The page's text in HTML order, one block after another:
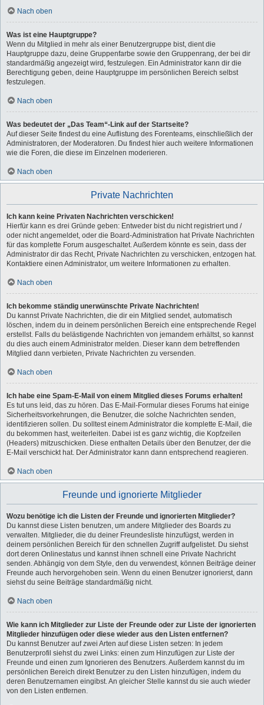
Nach oben
Was ist eine Hauptgruppe?
Wenn du Mitglied in mehr als einer Benutzergruppe bist, dient die
Hauptgruppe dazu, deine Gruppenfarbe sowie den Gruppenrang, der bei dir
standardmäßig angezeigt wird, festzulegen. Ein Administrator kann dir die
Berechtigung geben, deine Hauptgruppe im persönlichen Bereich selbst
festzulegen.
Nach oben
Was bedeutet der „Das Team“-Link auf der Startseite?
Auf dieser Seite findest du eine Auflistung des Forenteams, einschließlich der
Administratoren, der Moderatoren. Du findest hier auch weitere Informationen
wie die Foren, die diese im Einzelnen moderieren.
Nach oben
Private Nachrichten
Ich kann keine Privaten Nachrichten verschicken!
Hierfür kann es drei Gründe geben: Entweder bist du nicht registriert und /
oder nicht angemeldet, oder die Board-Administration hat Private Nachrichten
für das komplette Forum ausgeschaltet. Außerdem könnte es sein, dass der
Administrator dir das Recht, Private Nachrichten zu verschicken, entzogen hat.
Kontaktiere einen Administrator, um weitere Informationen zu erhalten.
Nach oben
Ich bekomme ständig unerwünschte Private Nachrichten!
Du kannst Private Nachrichten, die dir ein Mitglied sendet, automatisch
löschen, indem du in deinem persönlichen Bereich eine entsprechende Regel
erstellst. Falls du belästigende Nachrichten von jemandem erhältst, so kannst
du dies auch einem Administrator melden. Dieser kann dem betreffenden
Mitglied dann verbieten, Private Nachrichten zu versenden.
Nach oben
Ich habe eine Spam-E-Mail von einem Mitglied dieses Forums erhalten!
Es tut uns leid, das zu hören. Das E-Mail-Formular dieses Forums hat einige
Sicherheitsvorkehrungen, die Benutzer, die solche Nachrichten senden,
identifizieren sollen. Du solltest einem Administrator die komplette E-Mail, die
du bekommen hast, weiterleiten. Dabei ist es ganz wichtig, die Kopfzeilen
(Headers) mitzuschicken. Diese enthalten Details über den Benutzer, der die
E-Mail verschickt hat. Der Administrator kann dann entsprechend reagieren.
Nach oben
Freunde und ignorierte Mitglieder
Wozu benötige ich die Listen der Freunde und ignorierten Mitglieder?
Du kannst diese Listen benutzen, um andere Mitglieder des Boards zu
verwalten. Mitglieder, die du deiner Freundesliste hinzufügst, werden in
deinem persönlichen Bereich für den schnellen Zugriff aufgelistet. Du siehst
dort deren Onlinestatus und kannst ihnen schnell eine Private Nachricht
senden. Abhängig von dem Style, den du verwendest, können Beiträge deiner
Freunde auch hervorgehoben sein. Wenn du einen Benutzer ignorierst, dann
siehst du seine Beiträge standardmäßig nicht.
Nach oben
Wie kann ich Mitglieder zur Liste der Freunde oder zur Liste der ignorierten
Mitglieder hinzufügen oder diese wieder aus den Listen entfernen?
Du kannst Benutzer auf zwei Arten auf diese Listen setzen: In jedem
Benutzerprofil siehst du zwei Links: einen zum Hinzufügen zur Liste der
Freunde und einen zum Ignorieren des Benutzers. Außerdem kannst du im
persönlichen Bereich direkt Benutzer zu den Listen hinzufügen, indem du
deren Benutzernamen eingibst. An gleicher Stelle kannst du sie auch wieder
von den Listen entfernen.